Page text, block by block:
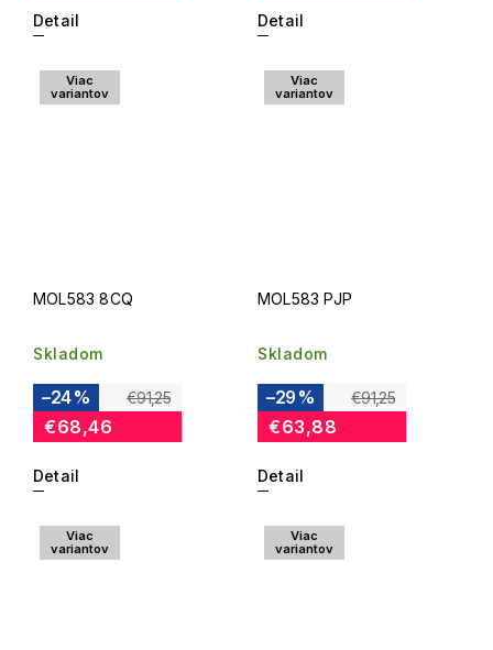
Detail Detail
Viac
variantov
MOL583 8CQ
Skladom
€91,25
–24 %
€68,46
Detail
Viac
variantov
MOL583 PJP
Skladom
€91,25
–29 %
€63,88
Detail
Viac
variantov
Viac
variantov